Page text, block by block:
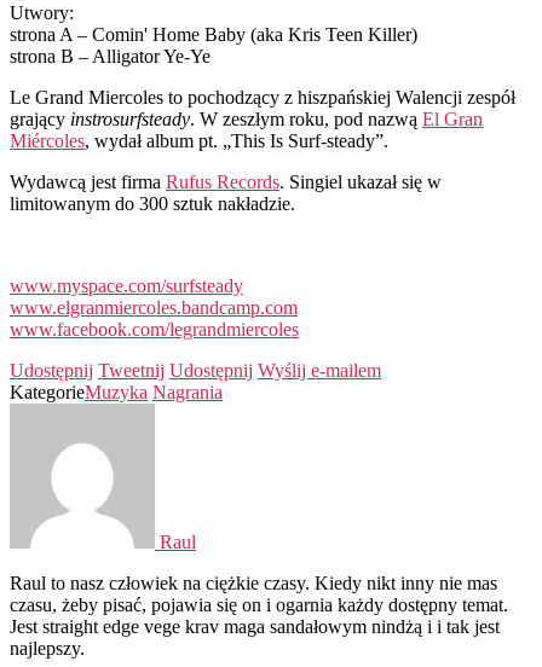
Utwory:
strona A – Comin' Home Baby (aka Kris Teen Killer)
strona B – Alligator Ye-Ye
Le Grand Miercoles to pochodzący z hiszpańskiej Walencji zespół
grający instrosurfsteady. W zeszłym roku, pod nazwą El Gran
Miércoles, wydał album pt. „This Is Surf-steady”.
Wydawcą jest firma Rufus Records. Singiel ukazał się w
limitowanym do 300 sztuk nakładzie.
www.myspace.com/surfsteady
www.elgranmiercoles.bandcamp.com
www.facebook.com/legrandmiercoles
Udostępnij Tweetnij Udostępnij Wyślij e-mailem
KategorieMuzyka Nagrania
Raul
Raul to nasz człowiek na ciężkie czasy. Kiedy nikt inny nie mas
czasu, żeby pisać, pojawia się on i ogarnia każdy dostępny temat.
Jest straight edge vege krav maga sandałowym nindżą i i tak jest
najlepszy.